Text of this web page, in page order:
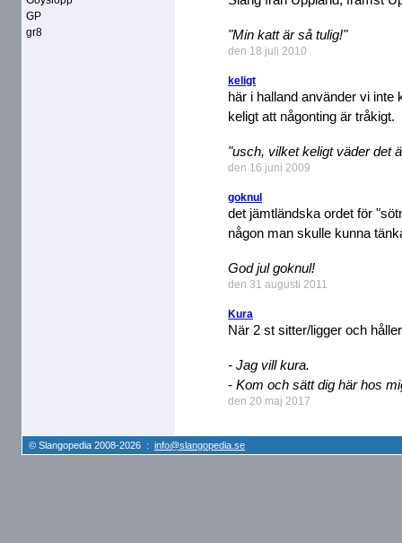
GP
gr8
"Min katt är så tulig!"
den 18 juli 2010
keligt
här i halland använder vi inte
keligt att någonting är tråkigt.
"usch, vilket keligt väder det
den 16 juni 2009
goknul
det jämtländska ordet för
någon man skulle kunna
God jul goknul!
den 31 augusti 2011
Kura
När 2 st sitter/ligger och
- Jag vill kura.
- Kom och sätt dig här hos
den 20 maj 2017
© Slangopedia 2008-2026 : info@slangopedia.se